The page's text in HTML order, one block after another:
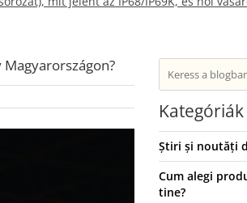
Kategóriák
Știri și noutăți
Cum alegi
tine?